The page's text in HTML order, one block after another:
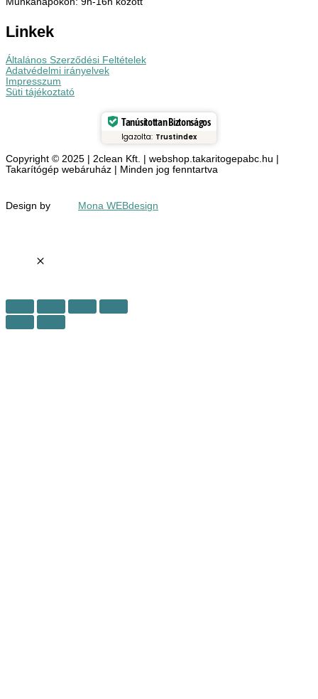
Linkek
Általános Szerződési Feltételek
Adatvédelmi irányelvek
Impresszum
Süti tájékoztató
Tanúsítottan Biztonságos
Igazolta: Trustindex
Copyright © 2025 | 2clean Kft. | webshop.takaritogepabc.hu |
Takarítógép webáruház | Minden jog fenntartva
Design by Mona WEBdesign